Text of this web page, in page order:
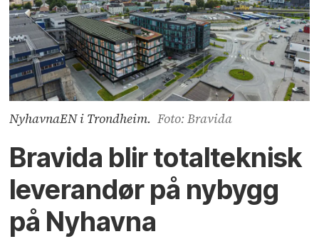
NyhavnaEN i Trondheim. Foto: Bravida
Bravida blir totalteknisk
leverandør på nybygg
på Nyhavna